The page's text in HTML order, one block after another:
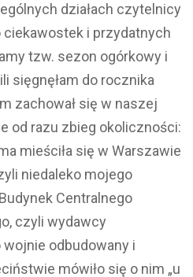
działach czytelnicy
i przydatnych
tzw. sezon ogórkowy i
sięgnęłam do rocznika
zachował się w naszej
od razu zbieg okoliczności:
mieściła się w Warszawie
niedaleko mojego
Centralnego
czyli wydawcy
odbudowany i
mówiło się o nim „u